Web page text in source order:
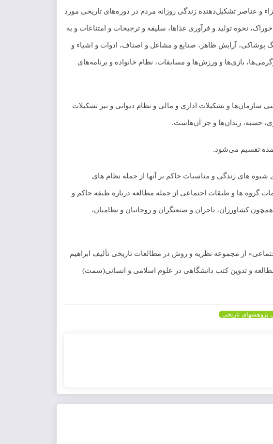
و عناصر تشکیل‌دهنده زندگی روزانه مردم در دوره‌های تاریخی مورد
نحوه تولید و فرآوری غذاها، سلیقه و ترجیحات و امتناعات و به
پوشاکی، آرایش ظاهر، صنایع و مشاغل و اصناف، ادوات و اشیاء و
بازی‌ها و ورزش‌ها و مسابقات، نظام خانواده و برنامه‌های
و تشکیلات اداری و مالی و نظام دیوانی و نیز تشکیلات
حسبه، زندان‌ها و جز آن‌هاست.
تقسیم می‌شود.
های زندگی و مناسبات حاکم بر آنها از جمله نظام های
گروه ها و طبقات اجتماعی از جمله مطالعه درباره طبقه حاکم و
کشاورزان، تاجران و صنعتگران و روحانیان و نظامیان،
از مجموعه نظریه و روش در مطالعات تاریخی تألیف ابراهیم
به همت سازمان مطالعه و تدوین کتب دانشگاهی در علوم اسلامی و انسانی(سمت)
تاریخی